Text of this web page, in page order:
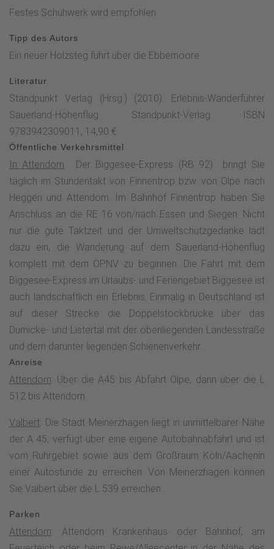
Nordhelle.Faszinierende und unberührte Natur bietet die
Moorgebiet "Wilde Wiese". Das Naturschutzgebiet ist Teil
der Ebbemoore, welche aufgrund ihrer Seltenheit als FFH-
Torfmoos, Moosbeere, Moorlilie oder der Hochmoor-
Perlmutterfalter vor.Der Höhenflug verläuft nun stetig
bergauf durch das wildromantische Naturschutzgebiet.
Jahre alten Markenbaum. Die knorrige Rotbuche diente als
Grenzbaum, die die Grenze der Herscheider Mark
markierte.Der Sauerland-Höhenflug erreicht über einen
naturbelassenen Pfad die Nordhelle. Mit 663 m ü. NN ist sie
der höchste Berg im Ebbegebirge. Neben einer
Wandergaststätte steht der Robert-Kolb-Turm auf dem
Gipfel, der 1913 errichtet und nach dem damaligen
Hauptwegewart des Sauerländischen Gebirgsvereins
benannt wurde. Von ihm hat man einen wunderbaren Blick
weit über den Märkischen Kreis ins Siebengebirge und ins
Münsterland hinein. Außerdem stehen auf der Nordhelle der
130 m hohe Sendeturm des WDR und ein kleinerer
Fernmeldeturm der Bundeswehr. Auf dem in einem Kilometer
entfernten Waldberg findet man den 150 m hohen
verlässt der Höhenflug den Gipfelbereich der Nordhelle und
verläuft steil hinab und biegt in das Tälchen des kleinen
Flusses Erlmecke ab. Über einen herrlichen naturbelassenen
Pfad stößt er kurze Zeit später auf das Wegekreuz „Spinne“,
wo sich zahlreiche Wanderwege treffen, und die
weiter – anfangs über einen schmalen Trampelpfad - über
die Rüenhardt (636 m), den höchsten Punkt von Attendorn,
Festes Schuhwerk wird empfohlen
Tipp des Autors
Ein neuer Holzsteg führt über die Ebbemoore
Literatur
Standpunkt Verlag (Hrsg.) (2010): Erlebnis-Wanderführer
Sauerland-Höhenflug. Standpunkt-Verlag. ISBN
9783942309011, 14,90 €
Öffentliche Verkehrsmittel
In Attendorn: Der Biggesee-Express (RB 92) bringt Sie
täglich im Stundentakt von Finnentrop bzw. von Olpe nach
Heggen und Attendorn. Im Bahnhof Finnentrop haben Sie
Anschluss an die RE 16 von/nach Essen und Siegen. Nicht
nur die gute Taktzeit und der Umweltschutzgedanke lädt
dazu ein, die Wanderung auf dem Sauerland-Höhenflug
komplett mit dem ÖPNV zu beginnen. Die Fahrt mit dem
Biggesee-Express im Urlaubs- und Feriengebiet Biggesee ist
auch landschaftlich ein Erlebnis. Einmalig in Deutschland ist
auf dieser Strecke die Doppelstockbrücke über das
Dumicke- und Listertal mit der obenliegenden Landesstraße
und dem darunter liegenden Schienenverkehr.
Anreise
Attendorn: Über die A45 bis Abfahrt Olpe, dann über die L
512 bis Attendorn
Valbert: Die Stadt Meinerzhagen liegt in unmittelbarer Nähe
der A 45, verfügt über eine eigene Autobahnabfahrt und ist
vom Ruhrgebiet sowie aus dem Großraum Köln/Aachenin
einer Autostunde zu erreichen. Von Meinerzhagen können
Sie Valbert über die L 539 erreichen.
Parken
Attendorn: Attendorn Krankenhaus oder Bahnhof, am